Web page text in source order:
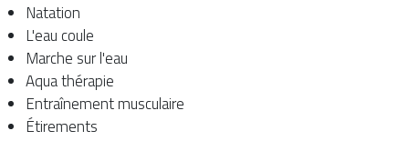
Natation
L'eau coule
Marche sur l'eau
Aqua thérapie
Entraînement musculaire
Étirements